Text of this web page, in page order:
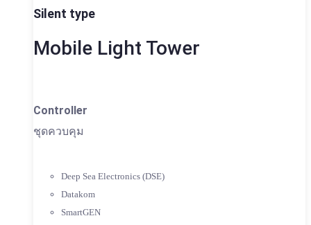
Silent type
Mobile Light Tower
Controller
ชุดควบคุม
Deep Sea Electronics (DSE)
Datakom
SmartGEN